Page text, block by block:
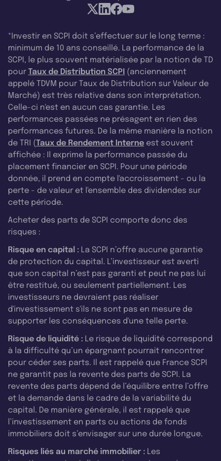
*Investir en SCPI doit s’effectuer sur le long terme :
minimum de 10 ans conseillé. La performance de la
SCPI, le plus souvent matérialisée par la notion de TD
pour Taux de Distribution SCPI (anciennement
appelé TDVM pour Taux de Distribution sur Valeur de
Marché) est très relative dans son interprétation.
Celle-ci n'est en aucun cas garantie. Les
performances passées ne présagent en rien des
performances futures. De la même manière la notion
de TRI (Taux de Rendement Interne est souvent
affichée : Il exprime la performance passée du
placement financier en SCPI. Pour une période
donnée, il prend en compte l'accroissement - ou la
perte - de valeur et l'ensemble des dividendes sur
cette période.
Acheter des parts de SCPI comporte donc des
risques :
Risque en capital : La SCPI n’offre aucune garantie
de protection du capital. L’investisseur est averti
que son capital n’est pas garanti et peut ne pas lui
être restitué, ou seulement partiellement. Les
investisseurs ne devraient pas réaliser
d'investissement s'ils ne sont pas en mesure de
supporter les conséquences d'une telle perte.
Risque de liquidité : Le risque de liquidité correspond
à la difficulté qu’un épargnant pourrait rencontrer
pour céder ses parts. Il est rappelé que France SCPI
ne garantit pas la revente des parts de SCPI. La
revente des parts dépend de l’équilibre entre l’offre
et la demande dans le cadre de la variabilité du
capital. De manière générale, il est rappelé que
l’investissement en parts ou actions de fonds
immobiliers doit s’envisager sur une durée longue.
Risques liés au marché immobilier : Les